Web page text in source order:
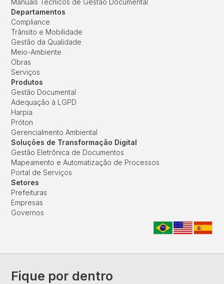
Manuais Técnicos de Gestão Documental
Departamentos
Compliance
Trânsito e Mobilidade
Gestão da Qualidade
Meio-Ambiente
Obras
Serviços
Produtos
Gestão Documental
Adequação à LGPD
Harpia
Próton
Gerencialmento Ambiental
Soluções de Transformação Digital
Gestão Eletrônica de Documentos
Mapeamento e Automatização de Processos
Portal de Serviços
Setores
Prefeituras
Empresas
Governos
Fique por dentro